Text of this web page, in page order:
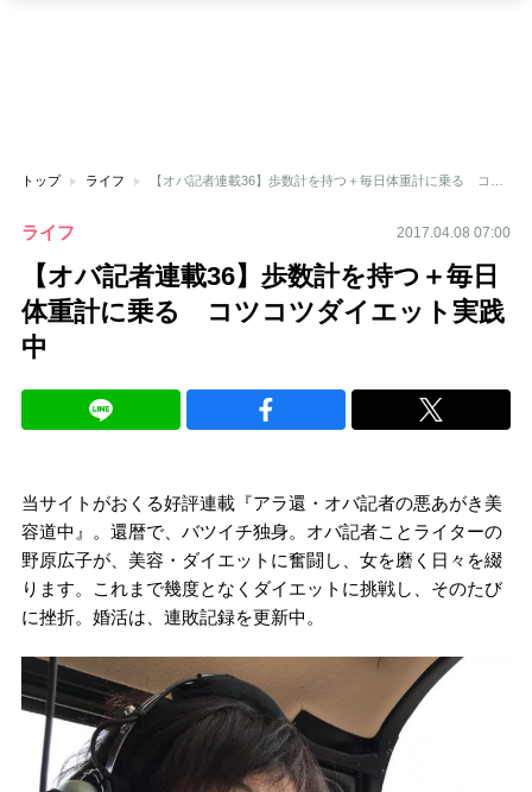
トップ ライフ
ライフ 2017.04.08 07:00
【オバ記者連載36】歩数計を持つ＋毎日
体重計に乗る コツコツダイエット実践
中
当サイトがおくる好評連載『アラ還・オバ記者の悪あがき美
容道中』。還暦で、バツイチ独身。オバ記者ことライターの
野原広子が、美容・ダイエットに奮闘し、女を磨く日々を綴
ります。これまで幾度となくダイエットに挑戦し、そのたび
に挫折。婚活は、連敗記録を更新中。